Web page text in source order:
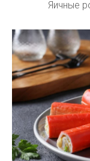
Яичные